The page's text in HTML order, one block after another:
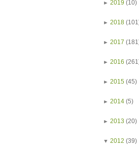
► 2019 (10)
► 2018
► 2017
► 2016
► 2015 (45)
► 2014 (5)
► 2013 (20)
▼ 2012 (39)